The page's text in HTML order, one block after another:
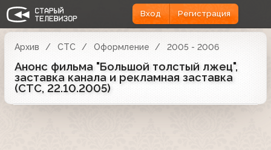
Вход Регистрация
Архив СТС Оформление 2005 - 2006
Анонс фильма "Большой толстый лжец",
заставка канала и рекламная заставка
(СТС, 22.10.2005)